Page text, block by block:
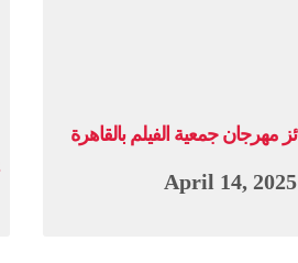
مهرجان جمعية الفيلم بالقاهرة
April 14, 2025